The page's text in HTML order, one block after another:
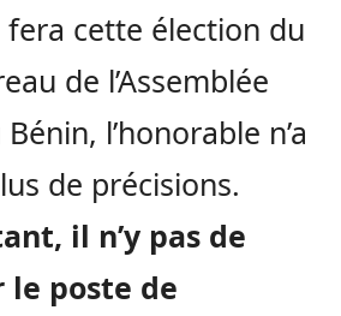
cette élection du
de l’Assemblée
l’honorable n’a
de précisions.
il n’y pas de
le poste de